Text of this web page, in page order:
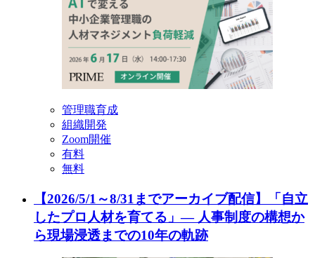
管理職育成
組織開発
Zoom開催
有料
無料
【2026/5/1～8/31までアーカイブ配信】「自立
したプロ人材を育てる」— 人事制度の構想か
ら現場浸透までの10年の軌跡